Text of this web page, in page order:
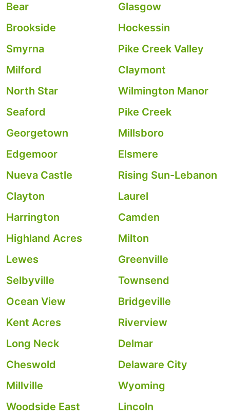
Bear
Glasgow
Brookside
Hockessin
Smyrna
Pike Creek Valley
Milford
Claymont
North Star
Wilmington Manor
Seaford
Pike Creek
Georgetown
Millsboro
Edgemoor
Elsmere
Nueva Castle
Rising Sun-Lebanon
Clayton
Laurel
Harrington
Camden
Highland Acres
Milton
Lewes
Greenville
Selbyville
Townsend
Ocean View
Bridgeville
Kent Acres
Riverview
Long Neck
Delmar
Cheswold
Delaware City
Millville
Wyoming
Woodside East
Lincoln